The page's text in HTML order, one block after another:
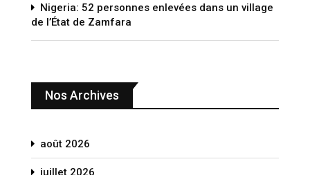
Nigeria: 52 personnes enlevées dans un village
de l’État de Zamfara
Nos Archives
août 2026
juillet 2026